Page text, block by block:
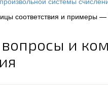
соответствия и примеры —
и